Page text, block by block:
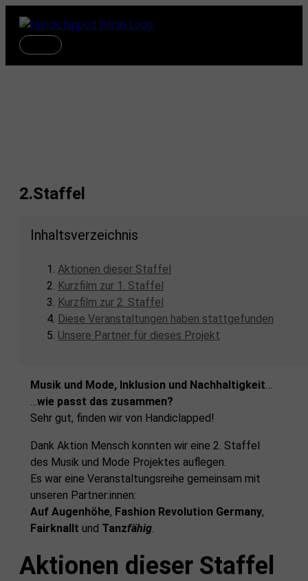
Inhalt
springen
Hauptmenü
2.Staffel
Inhaltsverzeichnis
Aktionen dieser Staffel
Kurzfilm zur 1. Staffel
Kurzfilm zur 2. Staffel
Diese Veranstaltungen haben stattgefunden
Unsere Partner für dieses Projekt
Musik und Mode, Inklusion und Nachhaltigkeit…
…wie passt das zusammen?
Sehr gut, finden wir von Handiclapped!
Dank Aktion Mensch konnten wir eine 2. Staffel
des Musik und Mode Projektes auflegen.
Es war eine Veranstaltungsreihe gemeinsam mit
unseren Partner:innen:
Auf Augenhöhe, Fashion Revolution Germany,
Fairknallt und Tanzfähig.
Aktionen dieser Staffel